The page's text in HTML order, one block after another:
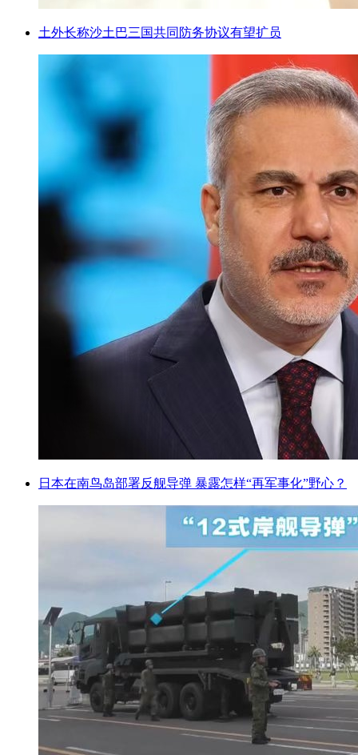
土外长称沙土巴三国共同防务协议有望扩员
日本在南鸟岛部署反舰导弹 暴露怎样“再军事化”野心？